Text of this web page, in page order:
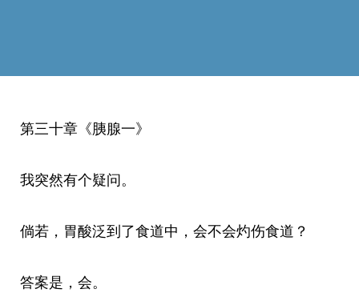
第三十章《胰腺一》
我突然有个疑问。
倘若，胃酸泛到了食道中，会不会灼伤食道？
答案是，会。